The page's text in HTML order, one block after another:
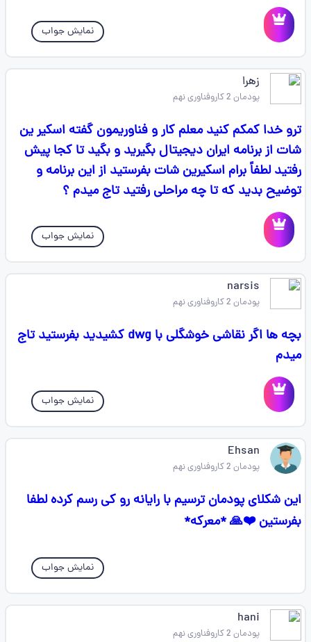
نمایش جواب
زهرا
پودمان 2 کاروفناوری نهم
ترو خدا کمکم کنید معلم کار و فناوریمون گفته اسکیر ین
شات از برنامه ایران دیجیتال بگیرید و بگید تا کجا پیش
رفتید لطفاً برام اسکیرین شات بفرستید از این برنامه و
توضیح بدید که تا چه مراحلی رفتید تاج میدم ؟
نمایش جواب
narsis
پودمان 2 کاروفناوری نهم
بچه ها اگر نقاشی خوشگلی با dwg کشیدید بفرستید تاج
میدم
نمایش جواب
Ehsan
پودمان 2 کاروفناوری نهم
این شکلای پودمان ترسیم با رایانه رو کی رسم کرده لطفا
بفرستین ❤️🙏 *معرکه*
نمایش جواب
hani
پودمان 2 کاروفناوری نهم